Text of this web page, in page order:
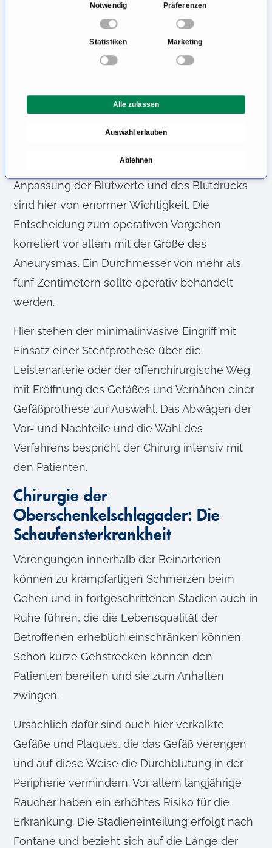
s
a
u
s
h
l
Notwendig Präferenzen
Statistiken Marketing
Alle zulassen
Auswahl erlauben
Ablehnen
Bauch und Rückenschmerzen auftreten.
Diagnostisch wird zunächst eine
Ultraschalluntersuchung gemacht, zur
Aneurysmas erfolgt später eine CT- oder MRT-
Untersuchung.
therapiert werden, eine medikamentöse
Anpassung der Blutwerte und des Blutdrucks
sind hier von enormer Wichtigkeit. Die
Entscheidung zum operativen Vorgehen
korreliert vor allem mit der Größe des
Aneurysmas. Ein Durchmesser von mehr als
fünf Zentimetern sollte operativ behandelt
werden.
Hier stehen der minimalinvasive Eingriff mit
Einsatz einer Stentprothese über die
Leistenarterie oder der offenchirurgische Weg
mit Eröffnung des Gefäßes und Vernähen einer
Gefäßprothese zur Auswahl. Das Abwägen der
Vor- und Nachteile und die Wahl des
Verfahrens bespricht der Chirurg intensiv mit
den Patienten.
Chirurgie der
Oberschenkelschlagader: Die
Schaufensterkrankheit
Verengungen innerhalb der Beinarterien
können zu krampfartigen Schmerzen beim
Gehen und in fortgeschrittenen Stadien auch in
Ruhe führen, die die Lebensqualität der
Betroffenen erheblich einschränken können.
Schon kurze Gehstrecken können den
Patienten bereiten und sie zum Anhalten
zwingen.
Ursächlich dafür sind auch hier verkalkte
Gefäße und Plaques, die das Gefäß verengen
und auf diese Weise die Durchblutung in der
Peripherie vermindern. Vor allem langjährige
Raucher haben ein erhöhtes Risiko für die
Erkrankung. Die Stadieneinteilung erfolgt nach
Fontane und bezieht sich auf die Länge der